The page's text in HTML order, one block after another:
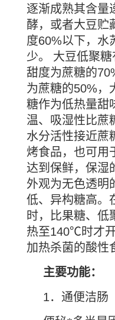
逐渐成熟其含量
酵，或者大豆贮
度60%以下，水
少。 大豆低聚
甜度为蔗糖的
为蔗糖的50%，
糖作为低热量甜
温、吸湿性比蔗
水分活性接近蔗
烤食品，也可用
达到保鲜，保湿
外观为无色透明
低、异构糖高。
时，比果糖、低
热至140℃时才
加热杀菌的酸性
主要功能：
1．通便洁肠